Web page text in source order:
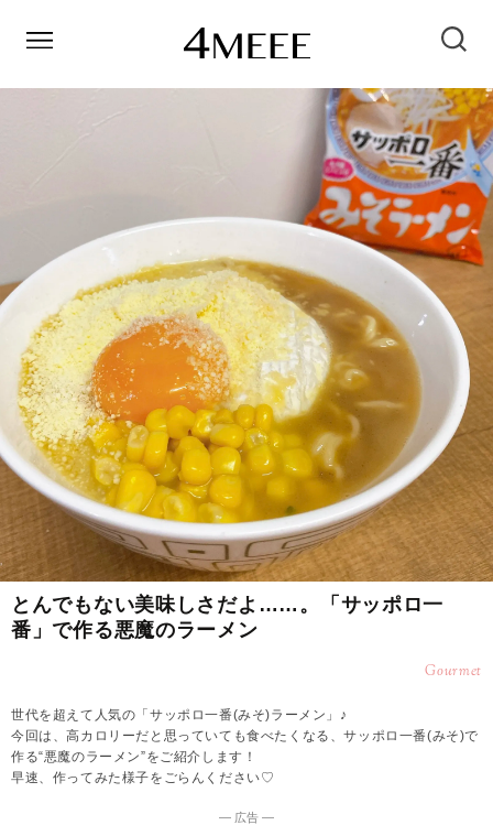
とんでもない美味しさだよ……。「サッポロ一
番」で作る悪魔のラーメン
Gourmet
世代を超えて人気の「サッポロ一番(みそ)ラーメン」♪
今回は、高カロリーだと思っていても食べたくなる、サッポロ一番(みそ)で
作る“悪魔のラーメン”をご紹介します！
早速、作ってみた様子をごらんください♡
― 広告 ―